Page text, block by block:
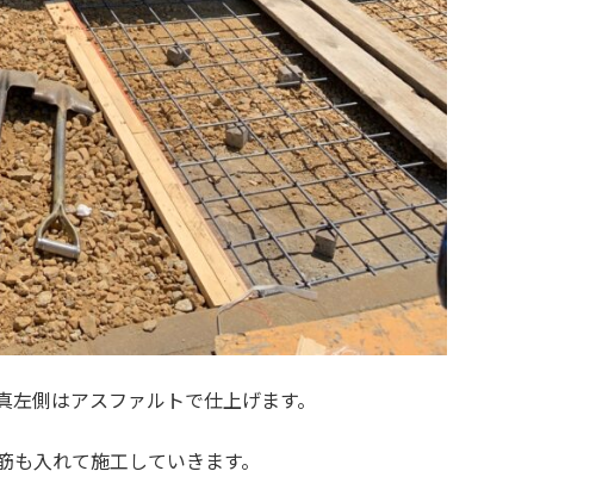
側はアスファルトで仕上げます。
入れて施工していきます。